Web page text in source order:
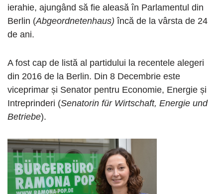
ierahie, ajungând să fie aleasă în Parlamentul din
Berlin (Abgeordnetenhaus) încă de la vârsta de 24
de ani.
A fost cap de listă al partidului la recentele alegeri
din 2016 de la Berlin. Din 8 Decembrie este
viceprimar și Senator pentru Economie, Energie și
Intreprinderi (Senatorin für Wirtschaft, Energie und
Betriebe).